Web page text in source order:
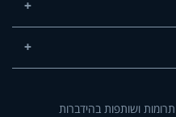
תרומות ושותפות בהידברות